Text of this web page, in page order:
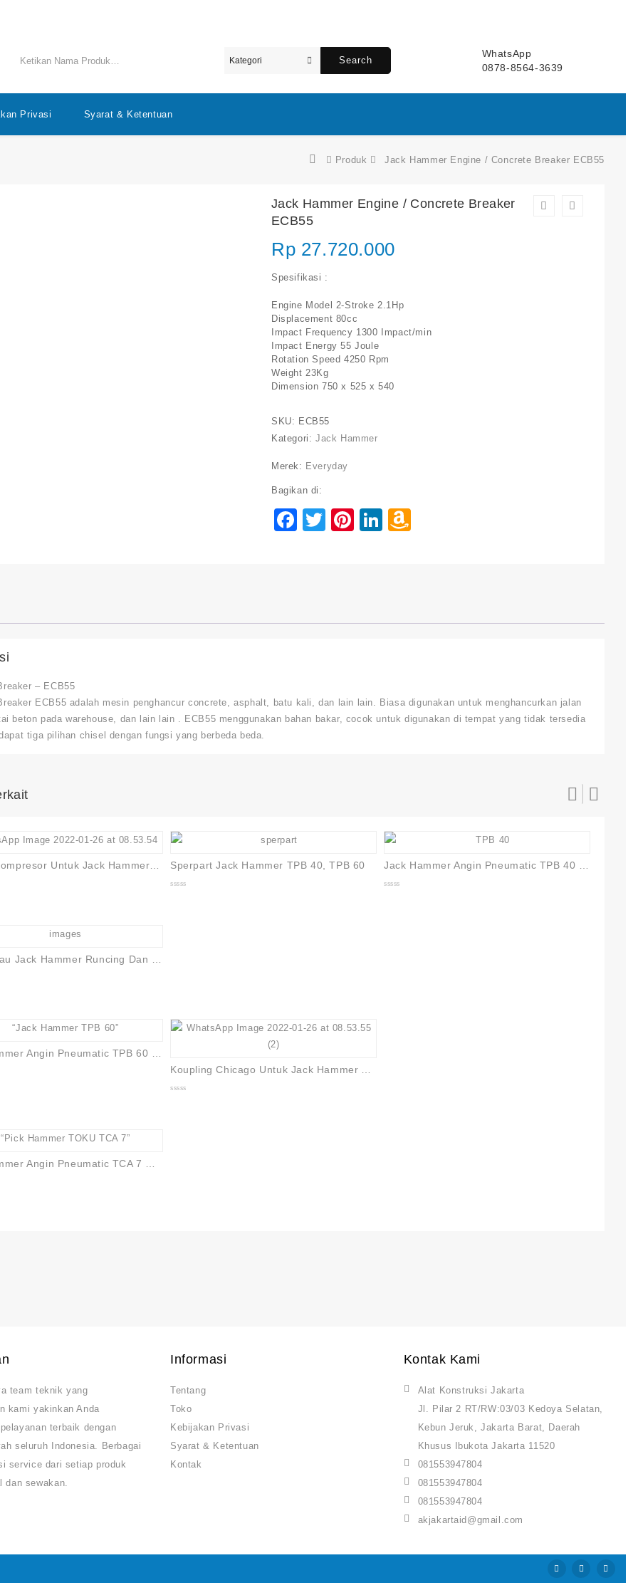
WhatsApp
0878-8564-3639
Search
Privasi Syarat & Ketentuan
Produk Jack Hammer Engine / Concrete Breaker ECB55
Jack Hammer Engine / Concrete Breaker
ECB55
Rp 27.720.000
Spesifikasi :
Engine Model 2-Stroke 2.1Hp
Displacement 80cc
Impact Frequency 1300 Impact/min
Impact Energy 55 Joule
Rotation Speed 4250 Rpm
Weight 23Kg
Dimension 750 x 525 x 540
SKU: ECB55
Kategori: Jack Hammer
Merek: Everyday
Bagikan di:
Facebook
Twitter
Pinterest
LinkedIn
– ECB55
ECB55 adalah mesin penghancur concrete, asphalt, batu kali, dan lain lain. Biasa digunakan untuk menghancurkan jalan
beton pada warehouse, dan lain lain . ECB55 menggunakan bahan bakar, cocok untuk digunakan di tempat yang tidak tersedia
tiga pilihan chisel dengan fungsi yang berbeda beda.
Sperpart Jack Hammer TPB 40, TPB 60
Jack Hammer Angin Pneumatic TCA 7 Model Toku
team teknik yang
kami yakinkan Anda
terbaik dengan
seluruh Indonesia. Berbagai
service dari setiap produk
dan sewakan.
Informasi
Tentang
Toko
Kebijakan Privasi
Syarat & Ketentuan
Kontak
Kontak Kami
Alat Konstruksi Jakarta
Jl. Pilar 2 RT/RW:03/03 Kedoya Selatan,
Kebun Jeruk, Jakarta Barat, Daerah
Khusus Ibukota Jakarta 11520
081553947804
081553947804
081553947804
akjakartaid@gmail.com